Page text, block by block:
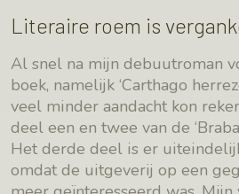
Literaire roem is
Al snel na mijn debuutroman
boek, namelijk ‘Carthago
veel minder aandacht kon
deel een en twee van de
Het derde deel is er
omdat de uitgeverij op een